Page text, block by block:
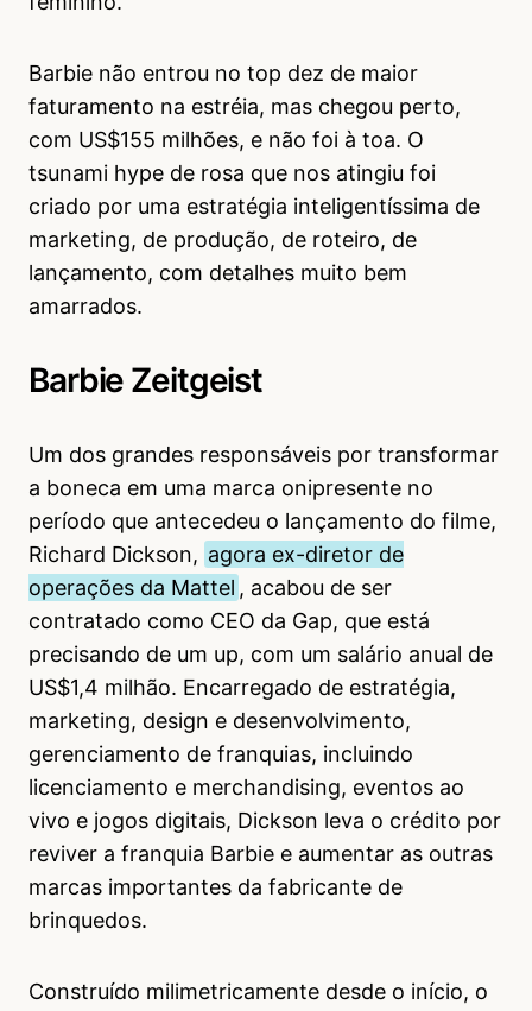
Barbie não entrou no top dez de maior
faturamento na estréia, mas chegou perto,
com US$155 milhões, e não foi à toa. O
tsunami hype de rosa que nos atingiu foi
criado por uma estratégia inteligentíssima de
marketing, de produção, de roteiro, de
lançamento, com detalhes muito bem
amarrados.
Barbie Zeitgeist
Um dos grandes responsáveis por transformar
a boneca em uma marca onipresente no
período que antecedeu o lançamento do filme,
Richard Dickson, agora ex-diretor de
operações da Mattel , acabou de ser
contratado como CEO da Gap, que está
precisando de um up, com um salário anual de
US$1,4 milhão. Encarregado de estratégia,
marketing, design e desenvolvimento,
gerenciamento de franquias, incluindo
licenciamento e merchandising, eventos ao
vivo e jogos digitais, Dickson leva o crédito por
reviver a franquia Barbie e aumentar as outras
marcas importantes da fabricante de
brinquedos.
Construído milimetricamente desde o início, o